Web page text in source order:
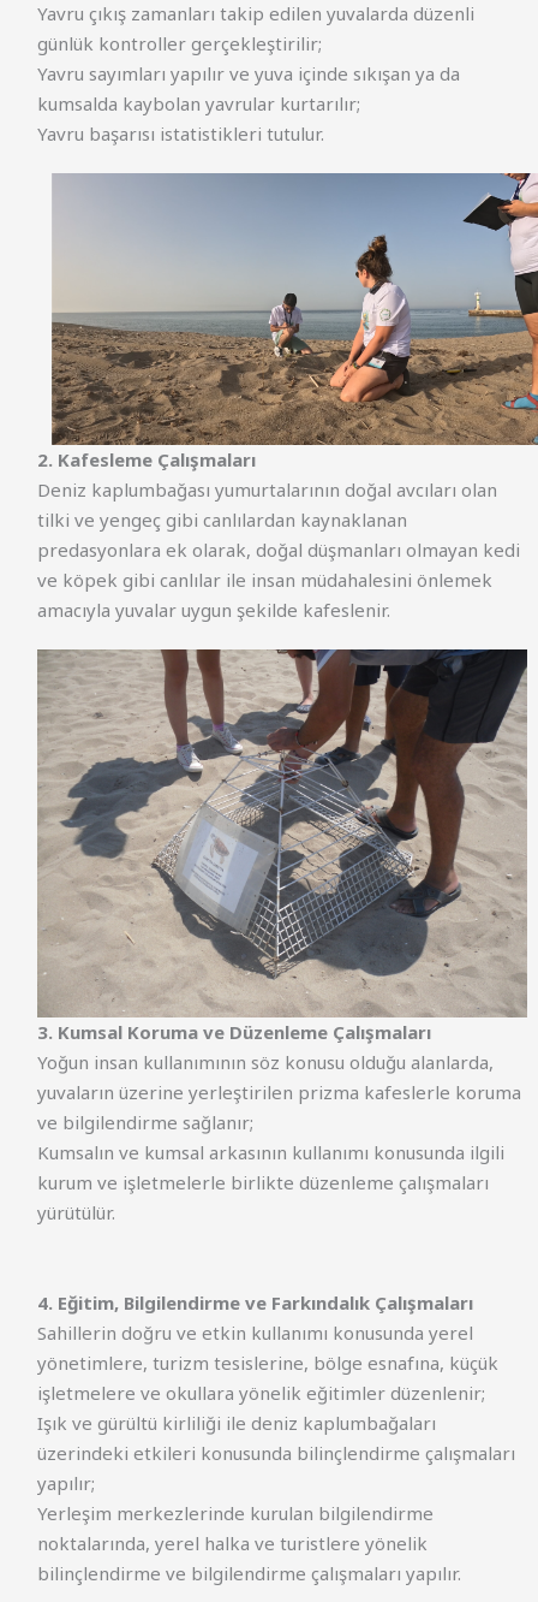
Yavru çıkış zamanları takip edilen yuvalarda düzenli
günlük kontroller gerçekleştirilir;
Yavru sayımları yapılır ve yuva içinde sıkışan ya da
kumsalda kaybolan yavrular kurtarılır;
Yavru başarısı istatistikleri tutulur.
2. Kafesleme Çalışmaları
Deniz kaplumbağası yumurtalarının doğal avcıları olan
tilki ve yengeç gibi canlılardan kaynaklanan
predasyonlara ek olarak, doğal düşmanları olmayan kedi
ve köpek gibi canlılar ile insan müdahalesini önlemek
amacıyla yuvalar uygun şekilde kafeslenir.
3. Kumsal Koruma ve Düzenleme Çalışmaları
Yoğun insan kullanımının söz konusu olduğu alanlarda,
yuvaların üzerine yerleştirilen prizma kafeslerle koruma
ve bilgilendirme sağlanır;
Kumsalın ve kumsal arkasının kullanımı konusunda ilgili
kurum ve işletmelerle birlikte düzenleme çalışmaları
yürütülür.
4. Eğitim, Bilgilendirme ve Farkındalık Çalışmaları
Sahillerin doğru ve etkin kullanımı konusunda yerel
yönetimlere, turizm tesislerine, bölge esnafına, küçük
işletmelere ve okullara yönelik eğitimler düzenlenir;
Işık ve gürültü kirliliği ile deniz kaplumbağaları
üzerindeki etkileri konusunda bilinçlendirme çalışmaları
yapılır;
Yerleşim merkezlerinde kurulan bilgilendirme
noktalarında, yerel halka ve turistlere yönelik
bilinçlendirme ve bilgilendirme çalışmaları yapılır.